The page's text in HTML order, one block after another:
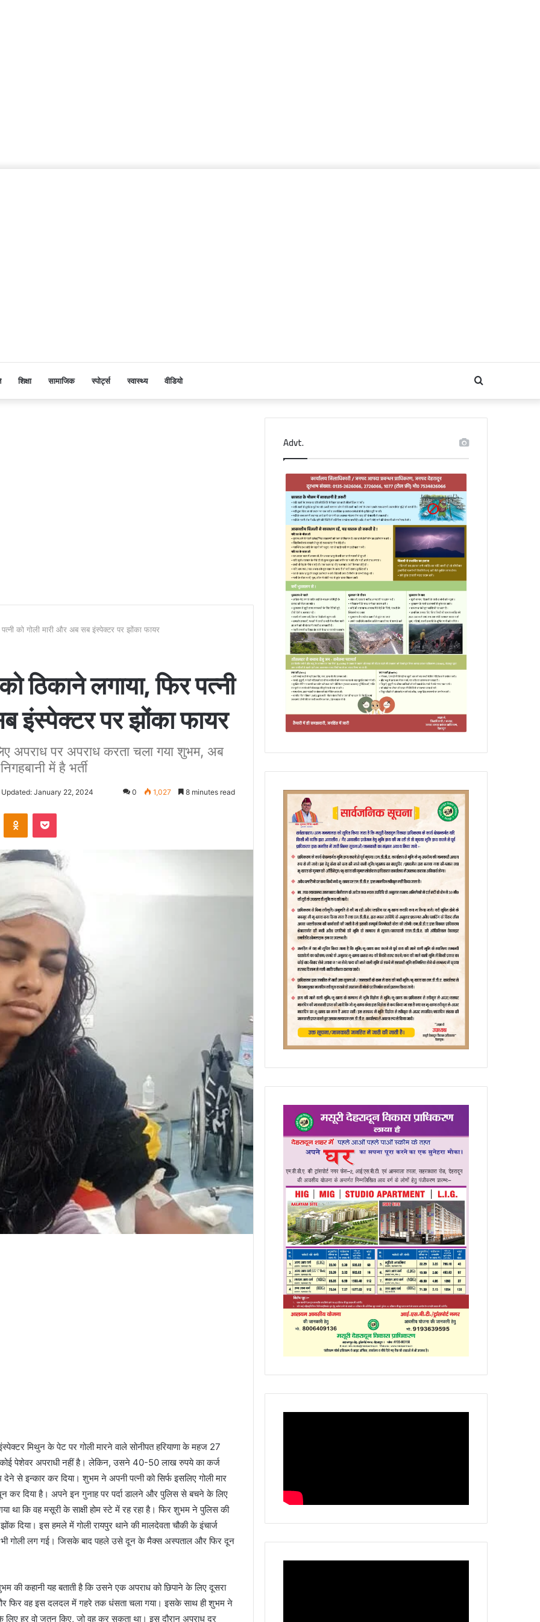
शिक्षा सामाजिक स्पोर्ट्स स्वास्थ्य वीडियो Search
for
को गोली मारी और अब सब इंस्पेक्टर पर झोंका फायर
ठिकाने लगाया, फिर पत्नी
इंस्पेक्टर पर झोंका फायर
पर अपराध करता चला गया शुभम, अब
में है भर्ती
Updated: January 22, 2024 0 1,027 8 minutes read
Odnoklassniki
Pocket
मिथुन के पेट पर गोली मारने वाले सोनीपत हरियाणा के महज 27
पेशेवर अपराधी नहीं है। लेकिन, उसने 40-50 लाख रुपये का कर्ज
देने से इन्कार कर दिया। शुभम ने अपनी पत्नी को सिर्फ इसलिए गोली मार
कर दिया है। अपने इन गुनाह पर पर्दा डालने और पुलिस से बचने के लिए
था कि वह मसूरी के साक्षी होम स्टे में रह रहा है। फिर शुभम ने पुलिस की
इस हमले में गोली रायपुर थाने की मालदेवता चौकी के इंचार्ज
गोली लग गई। जिसके बाद पहले उसे दून के मैक्स अस्पताल और फिर दून
की कहानी यह बताती है कि उसने एक अपराध को छिपाने के लिए दूसरा
फिर वह इस दलदल में गहरे तक धंसता चला गया। इसके साथ ही शुभम ने
हर वो जतन किए, जो वह कर सकता था। इस दौरान अपराध दर
Advt.